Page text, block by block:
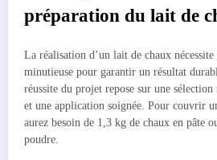
préparation du lait de
La réalisation d’un lait de chaux
minutieuse pour garantir un résultat
réussite du projet repose sur une
et une application soignée. Pour couvrir
aurez besoin de 1,3 kg de chaux en pâte
poudre.